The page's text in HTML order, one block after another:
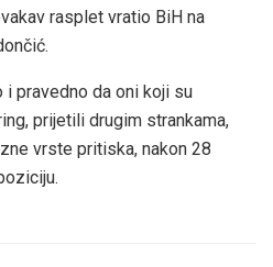
rasplet vratio BiH na
i pravedno da oni koji su
prijetili drugim strankama,
vrste pritiska, nakon 28